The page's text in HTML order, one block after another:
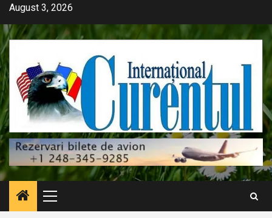
Skip
content
August 3, 2026
Primary
Menu